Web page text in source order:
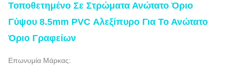
Τοποθετημένο Σε Στρώματα Ανώτατο Όριο
Γύψου 8.5mm PVC Αλεξίπυρο Για Το Ανώτατο
Όριο Γραφείων
Επωνυμία Μάρκας: